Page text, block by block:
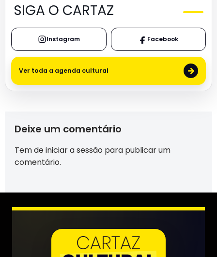
SIGA O CARTAZ
Instagram Facebook
Ver toda a agenda cultural →
Deixe um comentário
Tem deiniciar a sessão para publicar um
comentário.